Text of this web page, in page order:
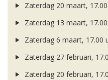
Zaterdag 20 maart,
Zaterdag 13 maart,
Zaterdag 6 maart, 17.00
Zaterdag 27 februari,
Zaterdag 20 februari,